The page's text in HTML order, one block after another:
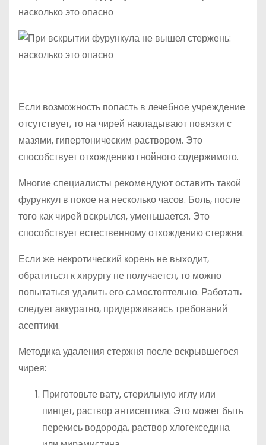
Если возможность попасть в лечебное учреждение
отсутствует, то на чирей накладывают повязки с
мазями, гипертоническим раствором. Это
способствует отхождению гнойного содержимого.
Многие специалисты рекомендуют оставить такой
фурункул в покое на несколько часов. Боль, после
того как чирей вскрылся, уменьшается. Это
способствует естественному отхождению стержня.
Если же некротический корень не выходит,
обратиться к хирургу не получается, то можно
попытаться удалить его самостоятельно. Работать
следует аккуратно, придерживаясь требований
асептики.
Методика удаления стержня после вскрывшегося
чирея:
Приготовьте вату, стерильную иглу или
пинцет, раствор антисептика. Это может быть
перекись водорода, раствор хлогекседина